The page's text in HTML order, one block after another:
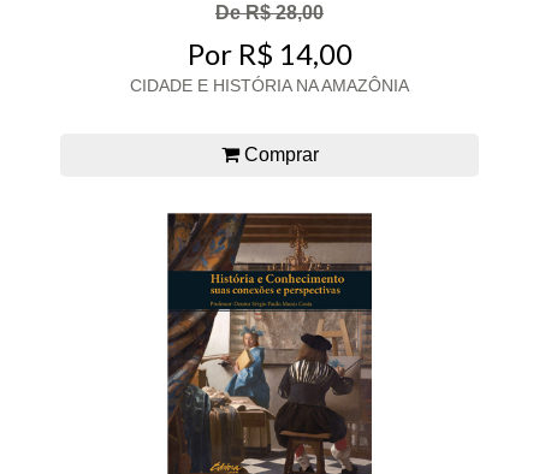
De R$ 28,00
Por R$ 14,00
CIDADE E HISTÓRIA NA AMAZÔNIA
Comprar